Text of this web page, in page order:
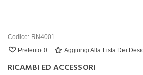
Codice: RN4001
Preferito 0 Aggiungi Alla Lista Dei
RICAMBI ED ACCESSORI